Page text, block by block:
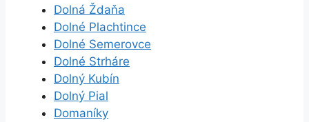
Dolná Ždaňa
Dolné Plachtince
Dolné Semerovce
Dolné Strháre
Dolný Kubín
Dolný Pial
Domaníky